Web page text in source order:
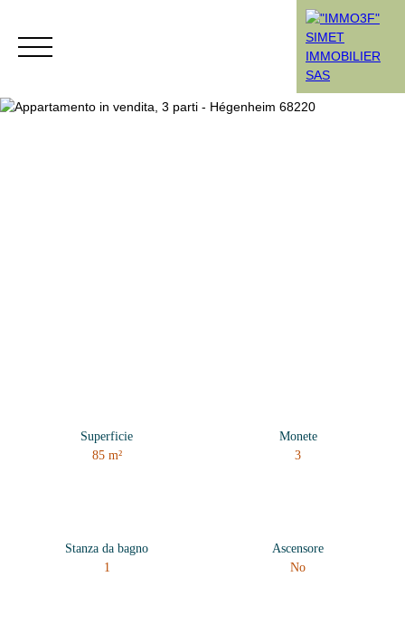
Superficie
85 m²
Monete
3
Stanza da bagno
1
Ascensore
No